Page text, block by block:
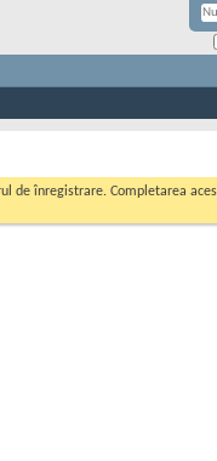
de înregistrare. Completarea